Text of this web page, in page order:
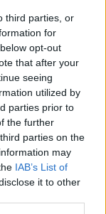
third parties, or
for
opt-out
that after your
seeing
utilized by
parties prior to
the further
parties on the
may
IAB’s List of
it to other
χαλάρωσης